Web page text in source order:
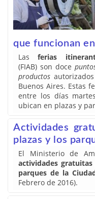
que funcionan
Lasferias
(FIAB) son doce
productos
Buenos Aires. Estas
entre los días
ubican en plazas y
Actividades
plazas y los
El Ministerio de
actividades
parques de la
Febrero de 2016).